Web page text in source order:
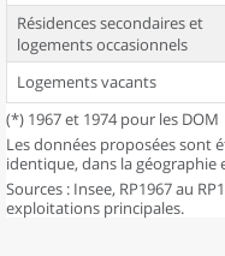
Résidences secondaires et
logements occasionnels
Logements vacants
(*) 1967 et 1974 pour les DOM
Les données proposées sont
identique, dans la géographie
Sources : Insee, RP1967 au
exploitations principales.